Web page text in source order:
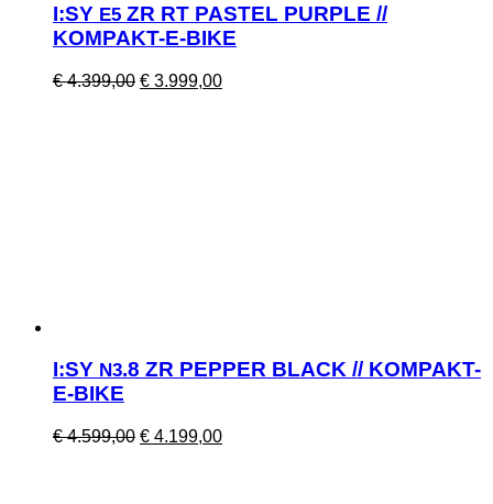
I:SY E5 ZR RT PASTEL PURPLE //
KOMPAKT-E-BIKE
€4.399,00 Ursprünglicher
€ 3.999,00Aktueller
I:SY N3.8 ZR PEPPER BLACK // KOMPAKT-
E-BIKE
€4.599,00 Ursprünglicher
€ 4.199,00Aktueller